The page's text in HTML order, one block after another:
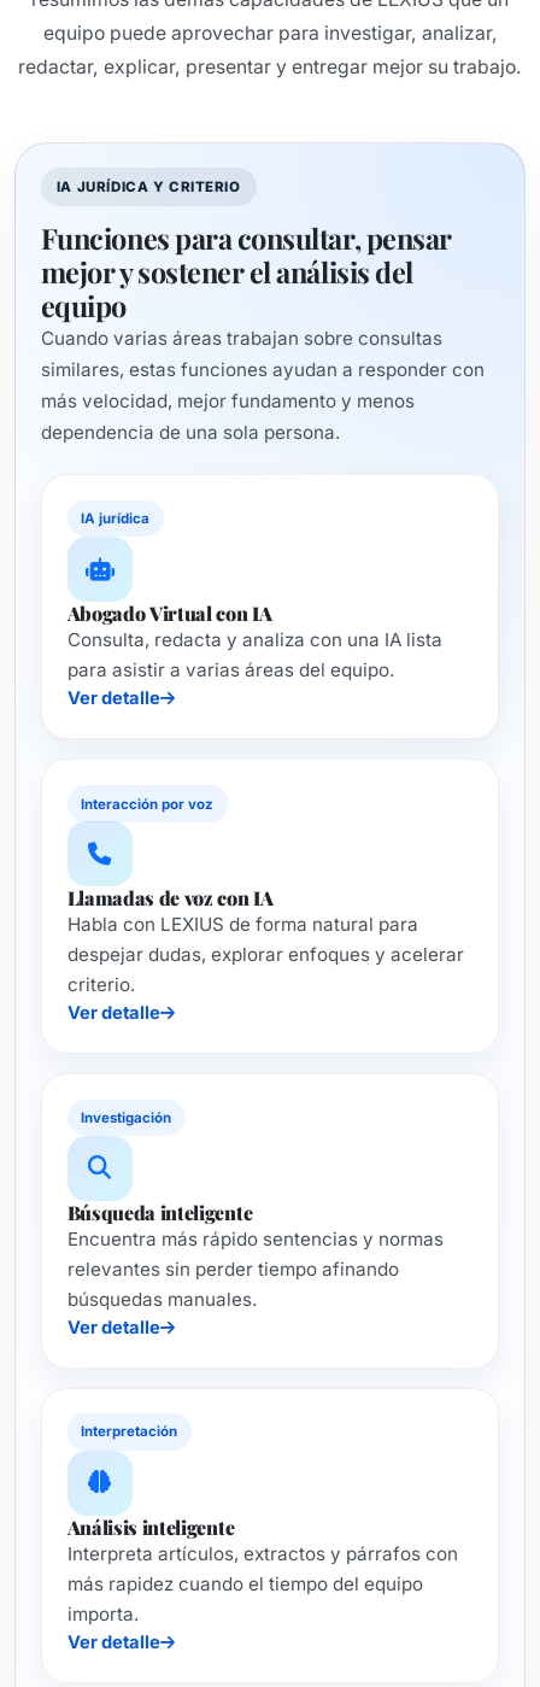
equipo puede aprovechar para investigar, analizar,
redactar, explicar, presentar y entregar mejor su trabajo.
IA JURÍDICA Y CRITERIO
Funciones para consultar, pensar
mejor y sostener el análisis del
equipo
Cuando varias áreas trabajan sobre consultas
similares, estas funciones ayudan a responder con
más velocidad, mejor fundamento y menos
dependencia de una sola persona.
IA jurídica
Abogado Virtual con IA
Consulta, redacta y analiza con una IA lista
para asistir a varias áreas del equipo.
Ver detalle
Interacción por voz
Llamadas de voz con IA
Habla con LEXIUS de forma natural para
despejar dudas, explorar enfoques y acelerar
criterio.
Ver detalle
Investigación
Búsqueda inteligente
Encuentra más rápido sentencias y normas
relevantes sin perder tiempo afinando
búsquedas manuales.
Ver detalle
Interpretación
Análisis inteligente
Interpreta artículos, extractos y párrafos con
más rapidez cuando el tiempo del equipo
importa.
Ver detalle